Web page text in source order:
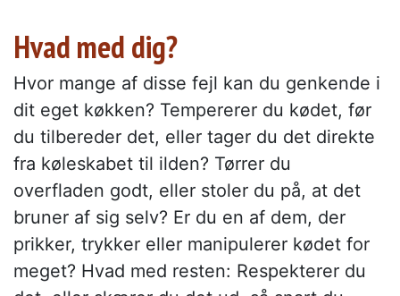
Hvad med dig?
Hvor mange af disse fejl kan du genkende i
dit eget køkken? Tempererer du kødet, før
du tilbereder det, eller tager du det direkte
fra køleskabet til ilden? Tørrer du
overfladen godt, eller stoler du på, at det
bruner af sig selv? Er du en af dem, der
prikker, trykker eller manipulerer kødet for
meget? Hvad med resten: Respekterer du